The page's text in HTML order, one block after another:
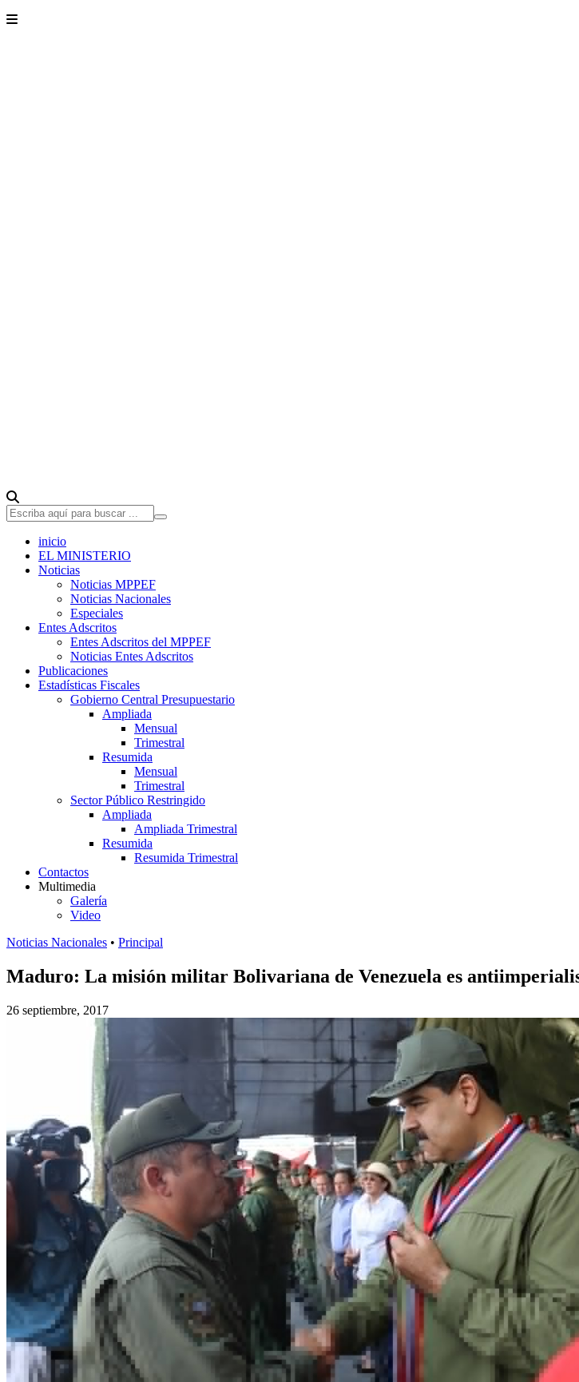
inicio
EL MINISTERIO
Noticias
Noticias MPPEF
Noticias Nacionales
Especiales
Entes Adscritos
Entes Adscritos del MPPEF
Noticias Entes Adscritos
Publicaciones
Estadísticas Fiscales
Gobierno Central Presupuestario
Ampliada
Mensual
Trimestral
Resumida
Mensual
Trimestral
Sector Público Restringido
Ampliada
Ampliada Trimestral
Resumida
Resumida Trimestral
Contactos
Multimedia
Galería
Video
Noticias Nacionales • Principal
Maduro: La misión militar Bolivariana de Venezuela es
26 septiembre, 2017